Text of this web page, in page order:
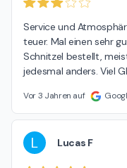
Service und
teuer. Mal einen sehr
Schnitzel bestellt,
jedesmal anders. Viel
Vor 3 Jahren auf
L Lucas F